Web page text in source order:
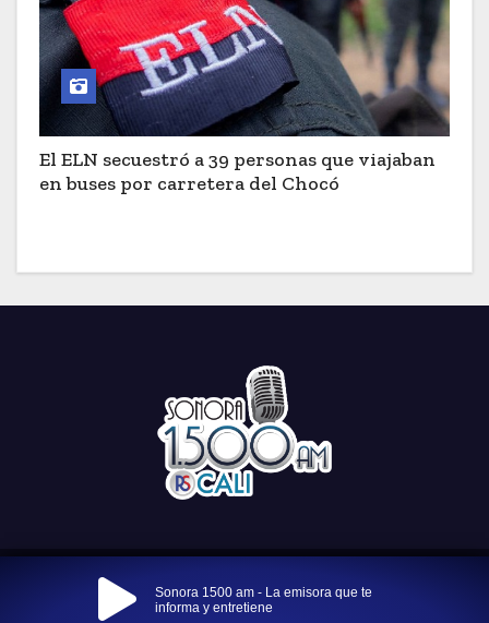
El ELN secuestró a 39 personas que viajaban
en buses por carretera del Chocó
Funciona gracias a WordPress |Tema: Newses por
Sonora 1500 am - La emisora que te
informa y entretiene